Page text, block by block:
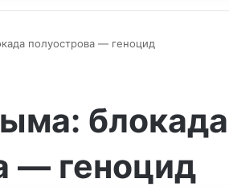
полуострова ― геноцид
блокада
― геноцид